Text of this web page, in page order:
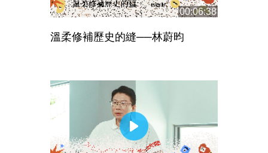
00:06:38
溫柔修補歷史的縫──林蔚昀